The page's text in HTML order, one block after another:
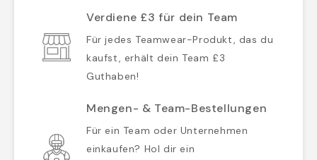
Verdiene £3 für dein Team
Für jedes Teamwear-Produkt, das du
kaufst, erhält dein Team £3
Guthaben!
Mengen- & Team-Bestellungen
Für ein Team oder Unternehmen
einkaufen? Hol dir ein